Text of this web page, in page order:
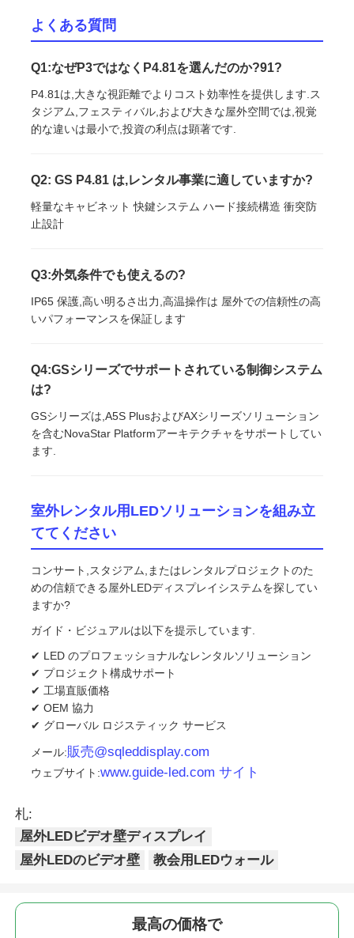
よくある質問
Q1:なぜP3ではなくP4.81を選んだのか?91?
P4.81は,大きな視距離でよりコスト効率性を提供します.ス
タジアム,フェスティバル,および大きな屋外空間では,視覚
的な違いは最小で,投資の利点は顕著です.
Q2: GS P4.81 は,レンタル事業に適していますか?
軽量なキャビネット 快鍵システム ハード接続構造 衝突防
止設計
Q3:外気条件でも使えるの?
IP65 保護,高い明るさ出力,高温操作は 屋外での信頼性の高
いパフォーマンスを保証します
Q4:GSシリーズでサポートされている制御システム
は?
GSシリーズは,A5S PlusおよびAXシリーズソリューション
を含むNovaStar Platformアーキテクチャをサポートしてい
ます.
室外レンタル用LEDソリューションを組み立
ててください
コンサート,スタジアム,またはレンタルプロジェクトのた
めの信頼できる屋外LEDディスプレイシステムを探してい
ますか?
ガイド・ビジュアルは以下を提示しています.
✔ LED のプロフェッショナルなレンタルソリューション
✔ プロジェクト構成サポート
✔ 工場直販価格
✔ OEM 協力
✔ グローバル ロジスティック サービス
メール:販売@sqleddisplay.com
ウェブサイト:www.guide-led.com サイト
札:
屋外LEDビデオ壁ディスプレイ
屋外LEDのビデオ壁
教会用LEDウォール
最高の価格で